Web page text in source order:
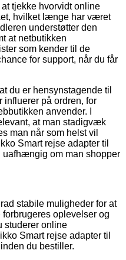
tjekke hvorvidt online
hvilket længe har været
understøtter den
at netbutikken
som kender til de
for support, når du får
du er hensynstagende til
på ordren, for
anvender. I
at man stadigvæk
man når som helst vil
Smart rejse adapter til
uafhængig om man shopper
stabile muligheder for at
oplevelser og
studerer online
Smart rejse adapter til
du bestiller.